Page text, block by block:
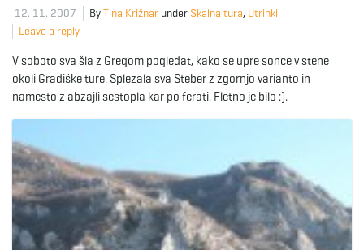
l
12. 11. 2007 ByTina Križnar under Skalna tura, Utrinki
Leave a reply
V soboto sva šla z Gregom pogledat, kako se upre sonce v stene
okoli Gradiške ture. Splezala sva Steber z zgornjo varianto in
namesto z abzajli sestopla kar po ferati. Fletno je bilo :).